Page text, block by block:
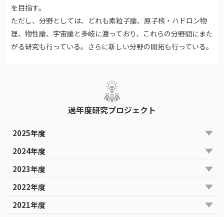
を目指す。
ただし、分野としては、どれも素粒子論、原子核・ハドロン物
理、物性論、宇宙論と多岐に渡っており、これらの分野間にまた
がる研究も行っている。さらに新しい分野の開拓も行っている。
過年度研究プロジェクト
2025年度
2024年度
2023年度
2022年度
2021年度